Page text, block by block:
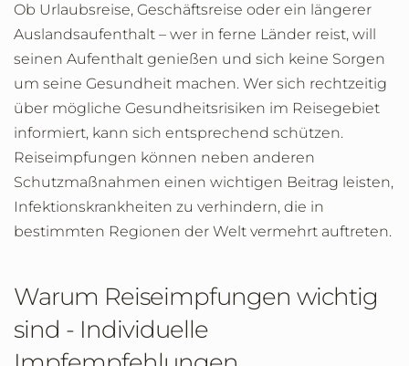
Ob Urlaubsreise, Geschäftsreise oder ein längerer
Auslandsaufenthalt – wer in ferne Länder reist, will
seinen Aufenthalt genießen und sich keine Sorgen
um seine Gesundheit machen. Wer sich rechtzeitig
über mögliche Gesundheitsrisiken im Reisegebiet
informiert, kann sich entsprechend schützen.
Reiseimpfungen können neben anderen
Schutzmaßnahmen einen wichtigen Beitrag leisten,
Infektionskrankheiten zu verhindern, die in
bestimmten Regionen der Welt vermehrt auftreten.
Warum Reiseimpfungen wichtig
sind - Individuelle